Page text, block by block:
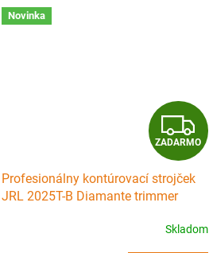
hodinová výdrž batérie, neprehrievajúca
sa 360 ° odkrytá čepeľ či špeciálny
Novinka
Z
A
D
A
ZADARMO
Profesionálny kontúrovací strojček
JRL 2025T-B Diamante trimmer
Skladom